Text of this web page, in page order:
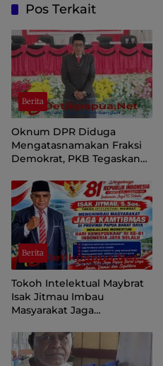
Pos Terkait
Berita
Oknum DPR Diduga
Mengatasnamakan Fraksi
Demokrat, PKB Tegaskan
Papua Pegunungan
Berita
Tokoh Intelektual Maybrat
Isak Jitmau Imbau
Masyarakat Jaga
81 Kemerdekaan RI